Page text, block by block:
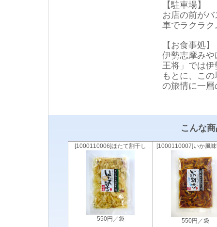
【駐車場】
お店の前が
車でラクラク
【お食事処】
伊勢志摩み
王将」では
もとに、こ
の旅情に一